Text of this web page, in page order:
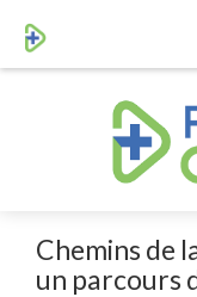
Chemins de
un parcours